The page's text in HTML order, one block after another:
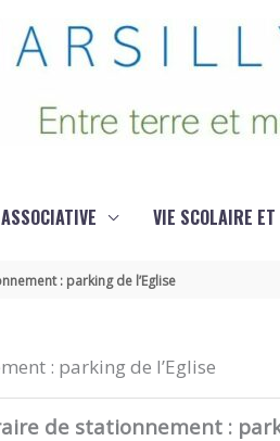
VIE SCOLAIRE ET
: parking de l’Eglise
: parking de l’Eglise
de stationnement :